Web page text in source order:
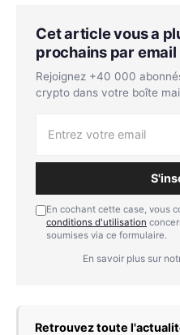
Cet article vous a
prochains par email
Rejoignez +40 000
crypto dans votre boîte
En cochant cette case, vous
conditions d'utilisation
soumises via ce formulaire.
En savoir plus sur
Retrouvez toute